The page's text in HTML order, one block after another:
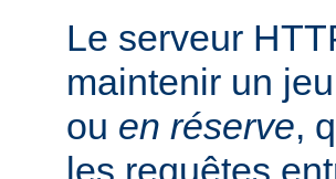
Le serveur
maintenir un
ou en réserve,
les requêtes